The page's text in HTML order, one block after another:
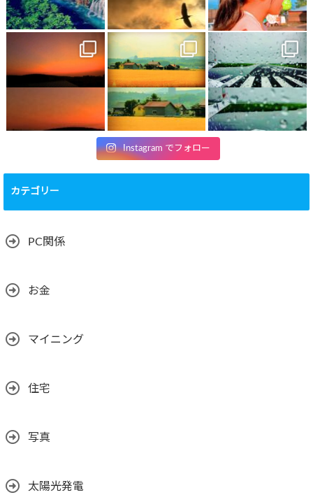
Instagram でフォロー
カテゴリー
PC関係
お金
マイニング
住宅
写真
太陽光発電